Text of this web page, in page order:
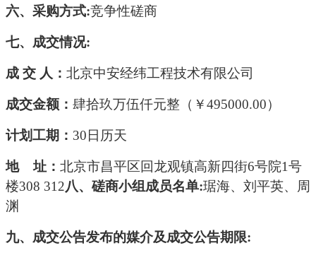
六、采购方式:竞争性磋商
七、 成交情况:
成 交 人： 北京中安经纬工程技术有限公司
成交金额： 肆拾玖万伍仟元整（￥495000.00）
计划工期： 30日历天
地 址： 北京市昌平区回龙观镇高新四街6号院1号
楼308 312八、磋商小组 成员名单:琚海、刘平英、周
渊
九、成交公告发布的媒介及成交公告期限: